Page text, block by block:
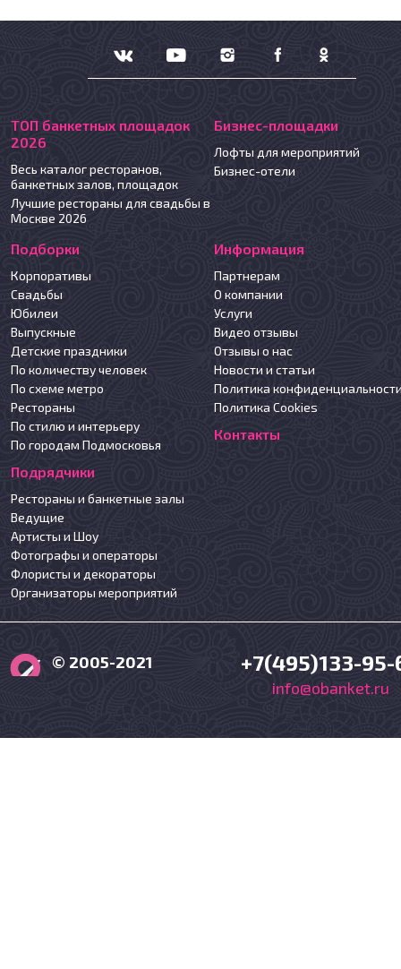
ТОП банкетных площадок
2026
Весь каталог ресторанов,
банкетных залов, площадок
Лучшие рестораны для свадьбы в
Москве 2026
Бизнес-площадки
Лофты для мероприятий
Бизнес-отели
Подборки
Корпоративы
Свадьбы
Юбилеи
Выпускные
Детские праздники
По количеству человек
По схеме метро
Рестораны
По стилю и интерьеру
По городам Подмосковья
Подрядчики
Рестораны и банкетные залы
Ведущие
Артисты и Шоу
Фотографы и операторы
Флористы и декораторы
Организаторы мероприятий
Информация
Партнерам
О компании
Услуги
Видео отзывы
Отзывы о нас
Новости и статьи
Политика
Политика Cookies
Контакты
© 2005-2021 +7(495)133-95-
info@obanket.ru